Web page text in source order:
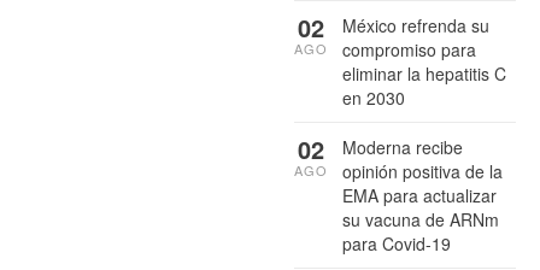
México refrenda su
compromiso para
eliminar la hepatitis C
en 2030
02
AGO
Moderna recibe
opinión positiva de la
EMA para actualizar
su vacuna de ARNm
para Covid-19
02
AGO